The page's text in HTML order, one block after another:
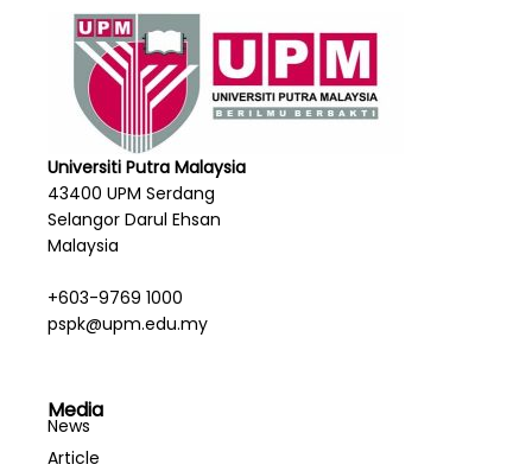
Universiti Putra Malaysia
43400 UPM Serdang
Selangor Darul Ehsan
Malaysia
+603-9769 1000
pspk@upm.edu.my
Media
News
Article